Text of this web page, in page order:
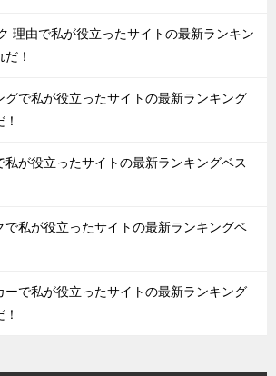
理由で私が役立ったサイトの最新ランキン
！
グで私が役立ったサイトの最新ランキング
私が役立ったサイトの最新ランキングベス
で私が役立ったサイトの最新ランキングベ
ーで私が役立ったサイトの最新ランキング